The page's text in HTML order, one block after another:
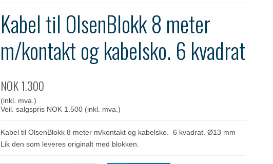
Kabel til OlsenBlokk 8 meter
m/kontakt og kabelsko. 6 kvadrat
NOK 1.300
(inkl. mva.)
Veil. salgspris NOK 1.500 (inkl. mva.)
Kabel til OlsenBlokk 8 meter m/kontakt og kabelsko. 6 kvadrat. Ø13 mm
Lik den som leveres originalt med blokken.